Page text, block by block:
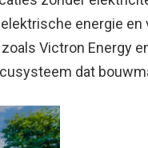
energie en
Victron Energy
dat